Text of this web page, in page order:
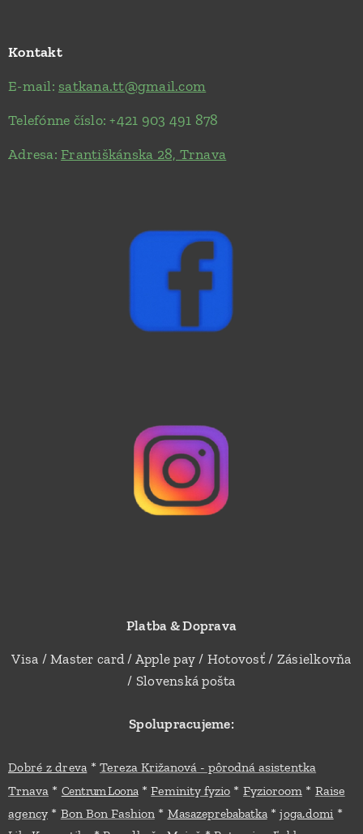
Kontakt
E-mail: satkana.tt@gmail.com
Telefónne číslo: +421 903 491 878
Adresa:Františkánska 28, Trnava
Platba & Doprava
Visa / Master card / Apple pay / Hotovosť / Zásielkovňa
/ Slovenská pošta
Spolupracujeme:
Dobré z dreva*Tereza Križanová - pôrodná asistentka
Trnava * Centrum Loona *Feminity fyzio * Fyzioroom* Raise
agency * Bon Bon Fashion* Masazeprebabatka*joga.domi *